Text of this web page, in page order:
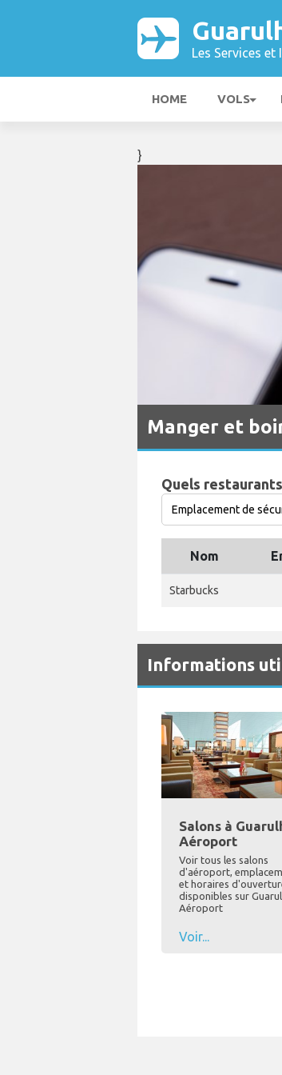
Les Services
HOME VOLS
}
Manger et
Quels
Nom
Starbucks
Informations
Salons à
Aéroport
Voir tous les salons
d'aéroport,
et horaires
disponibles sur
Aéroport
Voir...